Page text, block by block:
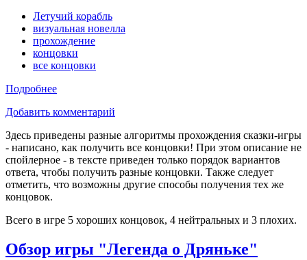
Летучий корабль
визуальная новелла
прохождение
концовки
все концовки
Подробнее
Добавить комментарий
Здесь приведены разные алгоритмы прохождения сказки-игры
- написано, как получить все концовки! При этом описание не
спойлерное - в тексте приведен только порядок вариантов
ответа, чтобы получить разные концовки. Также следует
отметить, что возможны другие способы получения тех же
концовок.
Всего в игре 5 хороших концовок, 4 нейтральных и 3 плохих.
Обзор игры "Легенда о Дряньке"